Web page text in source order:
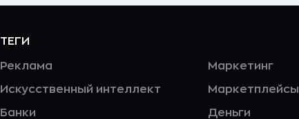
ТЕГИ
Реклама
Искусственный интеллект
Банки
Маркетинг
Маркетплейсы
Деньги